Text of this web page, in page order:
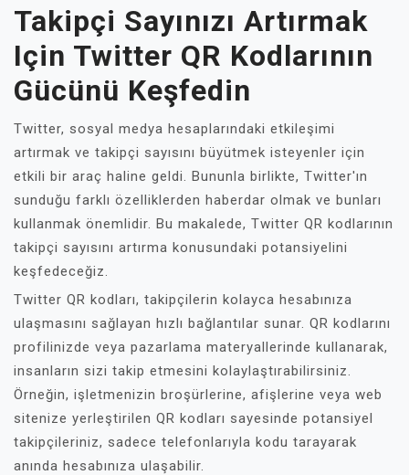
Takipçi Sayınızı Artırmak
Için Twitter QR Kodlarının
Gücünü Keşfedin
Twitter, sosyal medya hesaplarındaki etkileşimi
artırmak ve takipçi sayısını büyütmek isteyenler için
etkili bir araç haline geldi. Bununla birlikte, Twitter'ın
sunduğu farklı özelliklerden haberdar olmak ve bunları
kullanmak önemlidir. Bu makalede, Twitter QR kodlarının
takipçi sayısını artırma konusundaki potansiyelini
keşfedeceğiz.
Twitter QR kodları, takipçilerin kolayca hesabınıza
ulaşmasını sağlayan hızlı bağlantılar sunar. QR kodlarını
profilinizde veya pazarlama materyallerinde kullanarak,
insanların sizi takip etmesini kolaylaştırabilirsiniz.
Örneğin, işletmenizin broşürlerine, afişlerine veya web
sitenize yerleştirilen QR kodları sayesinde potansiyel
takipçileriniz, sadece telefonlarıyla kodu tarayarak
anında hesabınıza ulaşabilir.